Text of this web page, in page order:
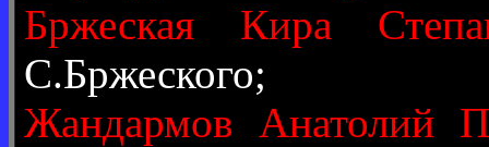
Бржеская Кира
С.Бржеского;
Жандармов Анатолий